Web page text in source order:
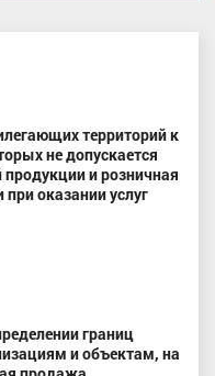
территорий к
не допускается
и розничная
оказании услуг
границ
и объектам, на